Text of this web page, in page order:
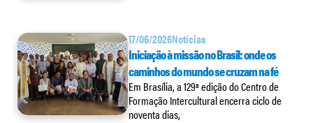
17/06/2026Notícias
Iniciação à missão no Brasil: onde os
caminhos do mundo se cruzam na fé
Em Brasília, a 129ª edição do Centro de
Formação Intercultural encerra ciclo de
noventa dias,